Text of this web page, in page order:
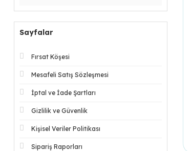
Sayfalar
Fırsat Köşesi
Mesafeli Satış Sözleşmesi
İptal ve İade Şartları
Gizlilik ve Güvenlik
Kişisel Veriler Politikası
Sipariş Raporları